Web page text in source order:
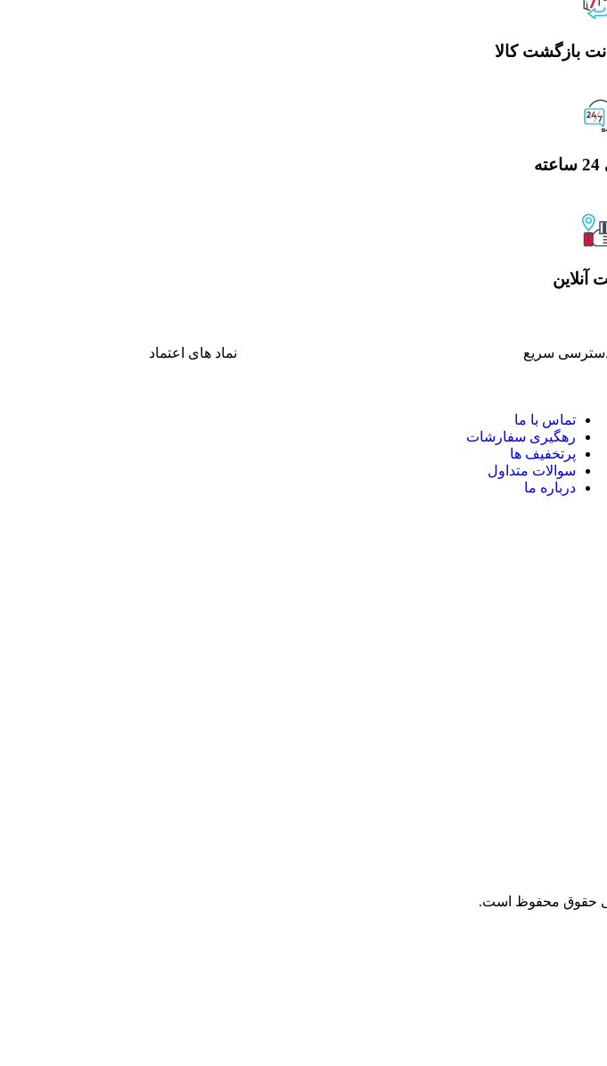
بازگشت کالا
آنلاین
سریع
تماس با ما
رهگیری سفارشات
پرتخفیف ها
سوالات متداول
درباره ما
نماد های اعتماد